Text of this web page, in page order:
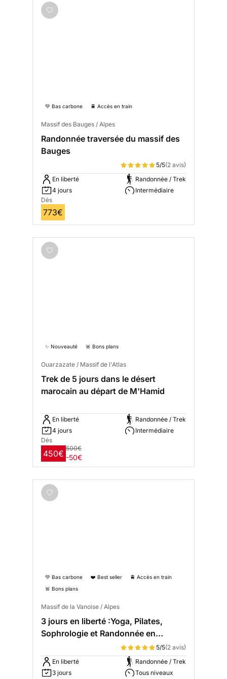
💚 Bas carbone 🚆 Accès en train
Massif des Bauges / Alpes
Randonnée traversée du massif des
Bauges
5/5(2 avis)
En liberté
4 jours
Randonnée / Trek
Intermédiaire
Dès
773€
✨ Nouveauté 🚨 Bons plans
Ouarzazate / Massif de l'Atlas
Trek de 5 jours dans le désert
marocain au départ de M'Hamid
En liberté
4 jours
Randonnée / Trek
Intermédiaire
Dès
450€
500€
-50€
💚 Bas carbone ❤️ Best seller
🚆 Accès en train
🚨 Bons plans
Massif de la Vanoise / Alpes
3 jours en liberté :Yoga, Pilates,
Sophrologie et Randonnée en
5/5(2 avis)
En liberté
3 jours
Randonnée / Trek
Tous niveaux